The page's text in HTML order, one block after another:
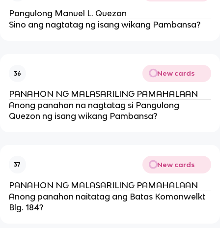
Pangulong Manuel L. Quezon
Sino ang nagtatag ng isang wikang Pambansa?
36 New cards
PANAHON NG MALASARILING PAMAHALAAN
Anong panahon na nagtatag si Pangulong
Quezon ng isang wikang Pambansa?
37 New cards
PANAHON NG MALASARILING PAMAHALAAN
Anong panahon naitatag ang Batas Komonwelkt
Blg. 184?